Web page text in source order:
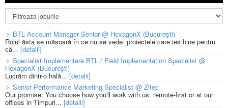
BTL Account Manager Senior @ HexagonX (București)
Rolul ăsta se măsoară în ce nu se vede: proiectele care ies bine pentru
că... [detalii]
Specialist Implementare BTL / Field Implementation Specialist @
HexagonX (București)
Lucrăm dintr-o hală... [detalii]
Senior Performance Marketing Specialist @ Zitec
Our promise: You choose how you'll work with us: remote-first or at our
offices in Timpuri... [detalii]